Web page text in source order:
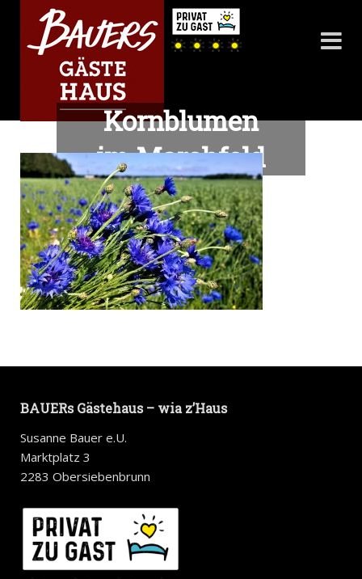
Kornblumen
im Marchfeld
BAUERs Gästehaus – wia z’Haus
Susanne Bauer e.U.
Marktplatz 3
2283 Obersiebenbrunn